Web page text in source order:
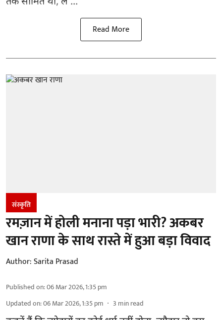
Read More
संस्कृति
रमज़ान में होली मनाना पड़ा भारी? अकबर
खान राणा के साथ रास्ते में हुआ बड़ा विवाद
Author:Sarita Prasad
Published on:06 Mar 2026, 1:35 pm
Updated on:06 Mar 2026, 1:35 pm 3 min read